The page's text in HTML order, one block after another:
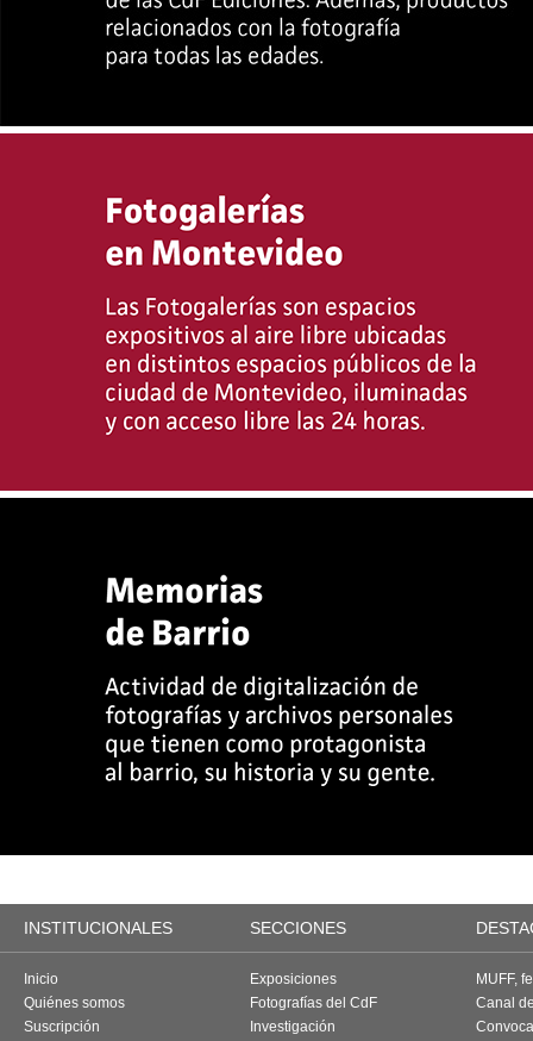
INSTITUCIONALES SECCIONES
Inicio
Quiénes somos
Suscripción
Exposiciones
Fotografías del CdF
Investigación
MUFF,
Canal